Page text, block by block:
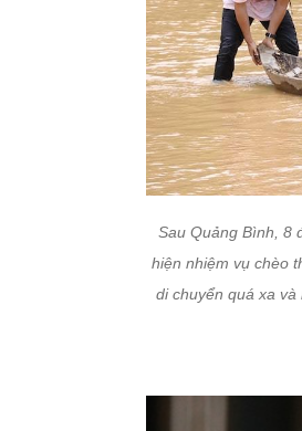
Sau Quảng Bình, 8
hiện nhiệm vụ chèo
di chuyển quá xa